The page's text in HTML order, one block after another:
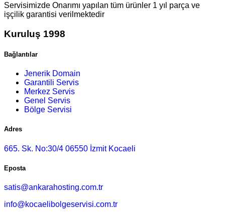
Servisimizde Onarımı yapılan tüm ürünler 1 yıl parça ve
işçilik garantisi verilmektedir
Kuruluş 1998
Bağlantılar
Jenerik Domain
Garantili Servis
Merkez Servis
Genel Servis
Bölge Servisi
Adres
665. Sk. No:30/4 06550 İzmit Kocaeli
Eposta
satis@ankarahosting.com.tr
info@kocaelibolgeservisi.com.tr